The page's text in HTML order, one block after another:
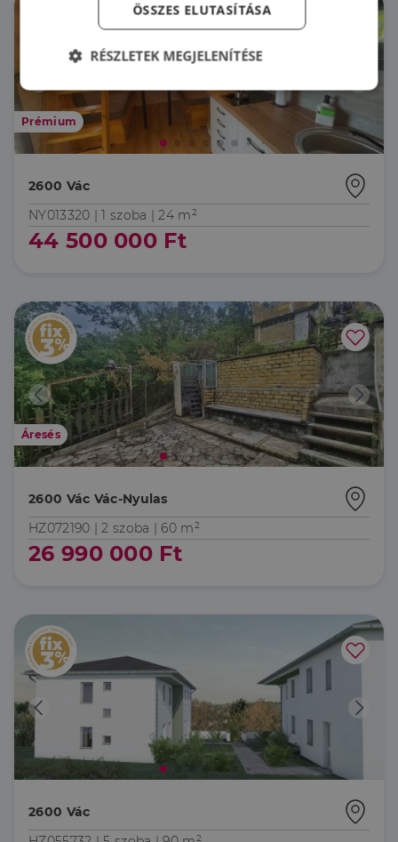
Prémium
2600 Vác
NY013320 |1 szoba | 24 m²
44 500 000 Ft
Áresés
2600 Vác Vác-Nyulas
HZ072190 |2 szoba | 60 m²
26 990 000 Ft
2600 Vác
ÖSSZES ELUTASÍTÁSA
RÉSZLETEK MEGJELENÍTÉSE
Elengedhetetlenül
szükséges
Teljesítmény
Elengedhetetlenül szükséges
Teljesítmény
Célzás
Funkcionalitás
Az elengedhetetlenül szükséges sütik lehetővé teszik
a webhely alapvető funkcióit, például a felhasználói
bejelentkezést és a fiókkezelést. A weboldal nem
használható megfelelően az elengedhetetlenül
szükséges sütik nélkül.
Név
Szolgáltató/
Domain
Lejárat Leírás
alapvető célokra
történő
felhasználásához
hozzájárulás
Script.com
szolgáltatás
használja a
látogatói cookie-
emlékezésére.
Szükséges, hogy
a Cookie-
működjön.
Google
Privacy Policy